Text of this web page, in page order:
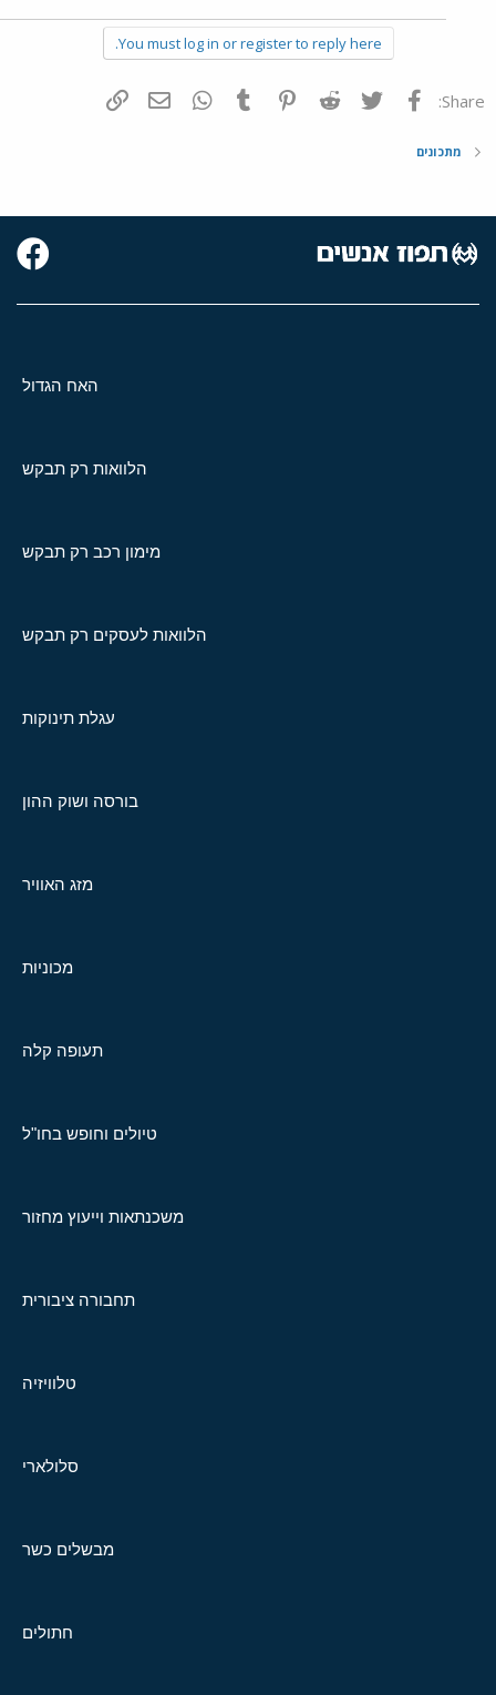
You must log in or register to reply here.
Share: פייסבוק Twitter
Reddit
Pinterest
Tumblr
WhatsAppדואר אלקטרוני
מתכונים
האח הגדול
הלוואות רק תבקש
מימון רכב רק תבקש
הלוואות לעסקים רק תבקש
עגלת תינוקות
בורסה ושוק ההון
מזג האוויר
מכוניות
תעופה קלה
טיולים וחופש בחו"ל
משכנתאות וייעוץ מחזור
תחבורה ציבורית
טלוויזיה
סלולארי
מבשלים כשר
חתולים